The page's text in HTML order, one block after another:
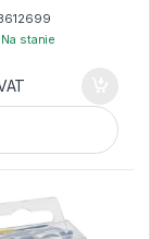
Na stanie